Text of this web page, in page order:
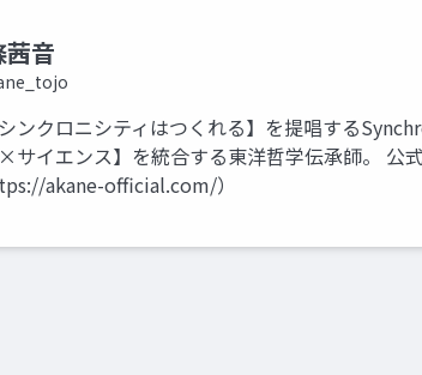
音
ンクロニシティはつくれる】を提唱する
サイエンス】を統合する東洋哲学伝承師。 公
akane-official.com/）